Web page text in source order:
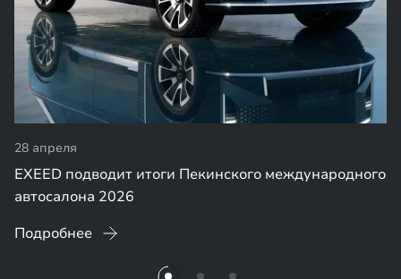
28 апреля
EXEED подводит итоги Пекинского международного
автосалона 2026
Подробнее